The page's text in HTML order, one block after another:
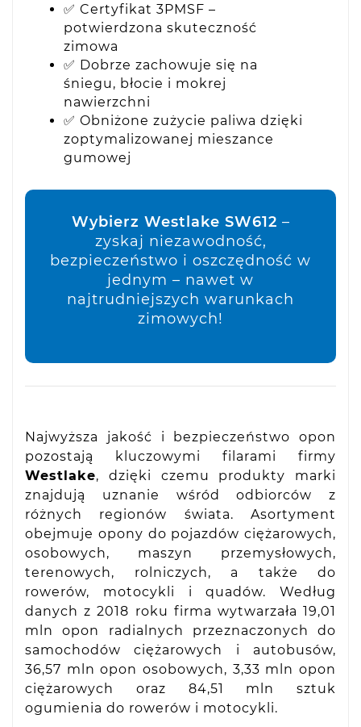
✅ Certyfikat 3PMSF –
potwierdzona skuteczność
zimowa
✅ Dobrze zachowuje się na
śniegu, błocie i mokrej
nawierzchni
✅ Obniżone zużycie paliwa dzięki
zoptymalizowanej mieszance
gumowej
Wybierz Westlake SW612 –
zyskaj niezawodność,
bezpieczeństwo i oszczędność w
jednym – nawet w
najtrudniejszych warunkach
zimowych!
Najwyższa jakość i bezpieczeństwo opon
pozostają kluczowymi filarami firmy
Westlake, dzięki czemu produkty marki
znajdują uznanie wśród odbiorców z
różnych regionów świata. Asortyment
obejmuje opony do pojazdów ciężarowych,
osobowych, maszyn przemysłowych,
terenowych, rolniczych, a także do
rowerów, motocykli i quadów. Według
danych z 2018 roku firma wytwarzała 19,01
mln opon radialnych przeznaczonych do
samochodów ciężarowych i autobusów,
36,57 mln opon osobowych, 3,33 mln opon
ciężarowych oraz 84,51 mln sztuk
ogumienia do rowerów i motocykli.